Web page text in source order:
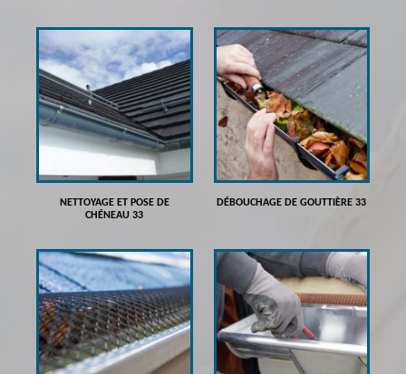
NETTOYAGE ET POSE DE
CHÉNEAU 33
DÉBOUCHAGE DE GOUTTIÈRE 33